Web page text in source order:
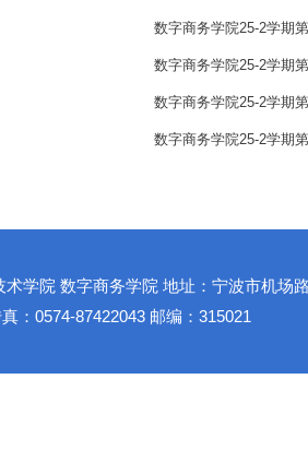
数字商务学院25-2学期
数字商务学院25-2学期
数字商务学院25-2学期
数字商务学院25-2学期
学院 数字商务学院 地址：宁波市机场
：0574-87422043 邮编：315021